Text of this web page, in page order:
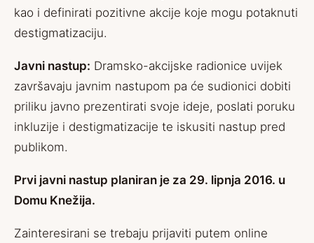
kao i definirati pozitivne akcije koje mogu potaknuti
destigmatizaciju.
Javni nastup: Dramsko-akcijske radionice uvijek
završavaju javnim nastupom pa će sudionici dobiti
priliku javno prezentirati svoje ideje, poslati poruku
inkluzije i destigmatizacije te iskusiti nastup pred
publikom.
Prvi javni nastup planiran je za 29. lipnja 2016. u
Domu Knežija.
Zainteresirani se trebaju prijaviti putem online